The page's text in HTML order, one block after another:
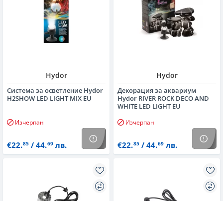
Hydor
Система за осветление Hydor
H2SHOW LED LIGHT MIX EU
Изчерпан
€22.85/ 44.69лв.
Hydor
Декорация за аквариум
Hydor RIVER ROCK DECO AND
WHITE LED LIGHT EU
Изчерпан
€22.85/ 44.69лв.